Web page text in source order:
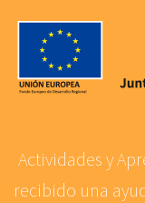
Actividades y
recibido una